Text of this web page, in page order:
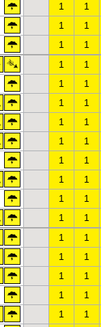
1
1
1
1
1
1
1
1
1
1
1
1
1
1
1
1
1
1
1
1
1
1
1
1
1
1
1
1
1
1
1
1
1
1